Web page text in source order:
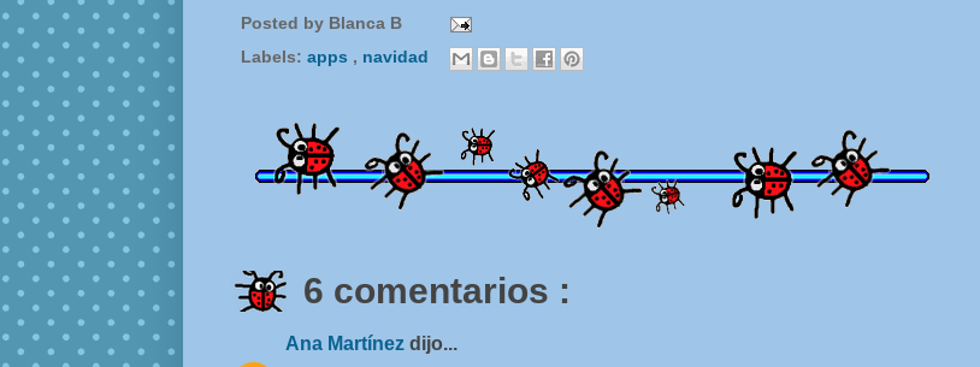
Posted by Blanca B
Labels: apps , navidad
6 comentarios :
Ana Martínez dijo...